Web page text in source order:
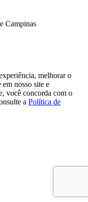
Campinas
melhorar o
nosso site e
você concorda com o
a Política de